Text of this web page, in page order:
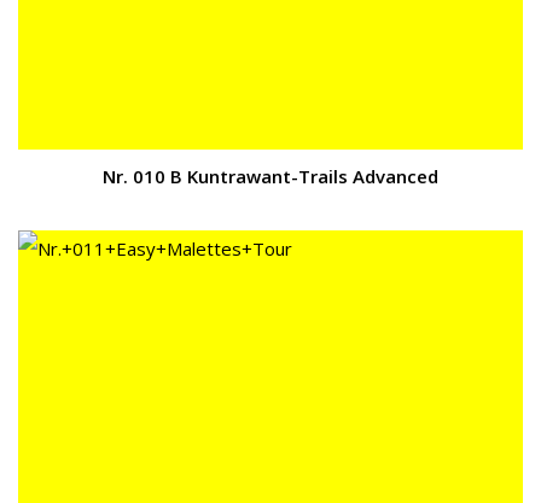
Nr. 010 B Kuntrawant-Trails Advanced